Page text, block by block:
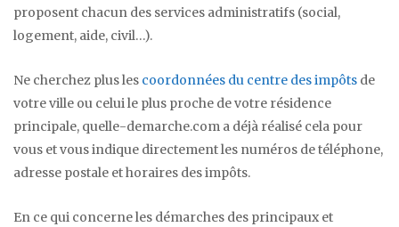
proposent chacun des services administratifs (social,
logement, aide, civil…).
Ne cherchez plus les coordonnées du centre des impôts de
votre ville ou celui le plus proche de votre résidence
principale, quelle-demarche.com a déjà réalisé cela pour
vous et vous indique directement les numéros de téléphone,
adresse postale et horaires des impôts.
En ce qui concerne les démarches des principaux et